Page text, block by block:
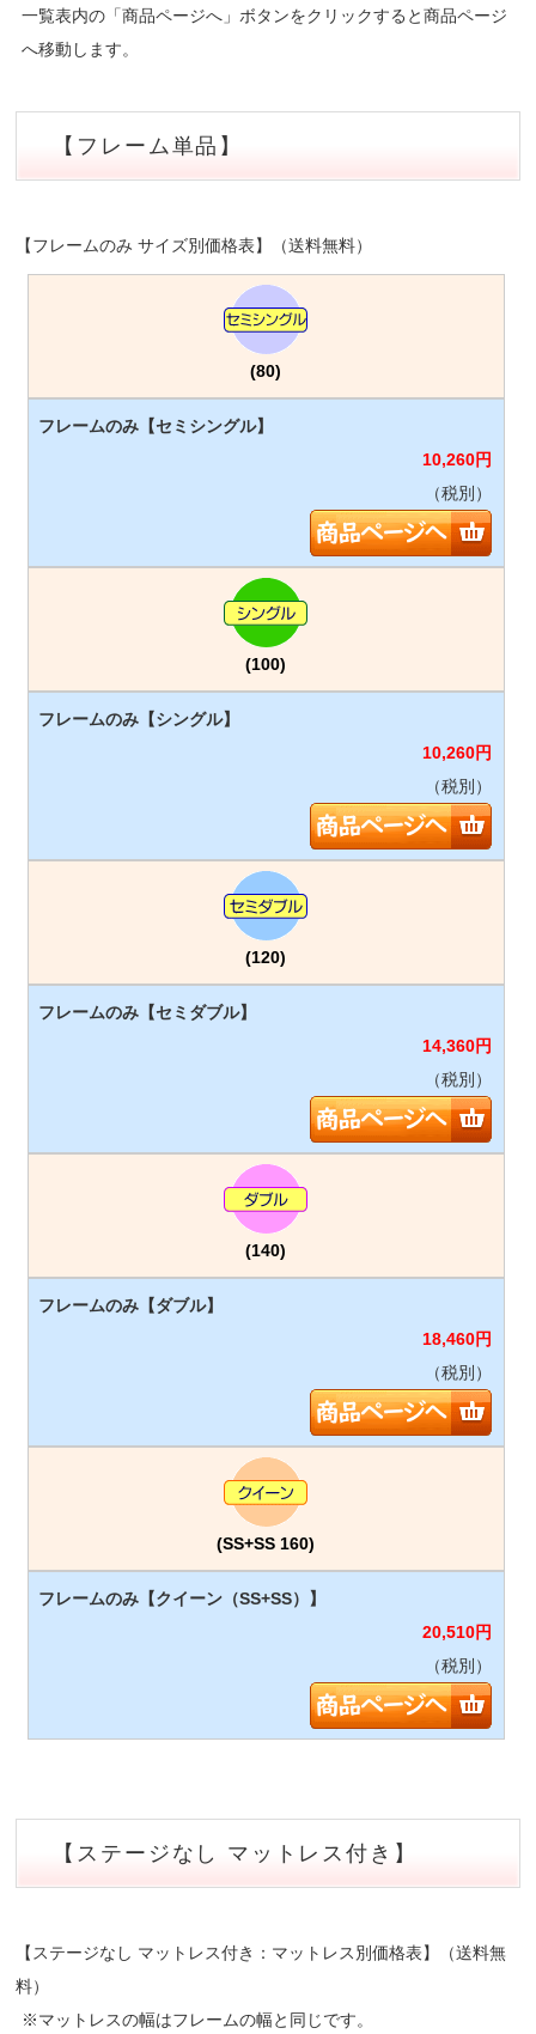
一覧表内の「商品ページへ」ボタンをクリックすると商品ページ
へ移動します。
【フレーム単品】
【フレームのみ サイズ別価格表】（送料無料）
(80)
10,260円
（税別）
(100)
10,260円
（税別）
(120)
14,360円
（税別）
(140)
18,460円
（税別）
(SS+SS 160)
20,510円
（税別）
【ステージなし マットレス付き】
【ステージなし マットレス付き：マットレス別価格表】（送料無
料）
※マットレスの幅はフレームの幅と同じです。